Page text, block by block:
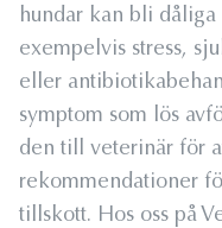
hundar kan bli
exempelvis stress,
eller
symptom som lös
den till veterinär för
rekommendationer
tillskott. Hos oss på